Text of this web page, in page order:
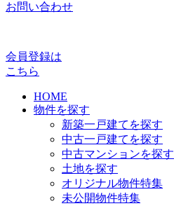
お問い合わせ
会員登録は
こちら
HOME
物件を探す
新築一戸建てを探す
中古一戸建てを探す
中古マンションを探す
土地を探す
オリジナル物件特集
未公開物件特集